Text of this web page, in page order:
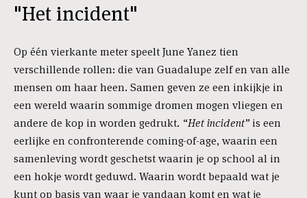
"Het incident"
Op één vierkante meter speelt June Yanez tien
verschillende rollen: die van Guadalupe zelf en van alle
mensen om haar heen. Samen geven ze een inkijkje in
een wereld waarin sommige dromen mogen vliegen en
andere de kop in worden gedrukt. “Het incident”is een
eerlijke en confronterende coming-of-age, waarin een
samenleving wordt geschetst waarin je op school al in
een hokje wordt geduwd. Waarin wordt bepaald wat je
kunt op basis van waar je vandaan komt en wat je